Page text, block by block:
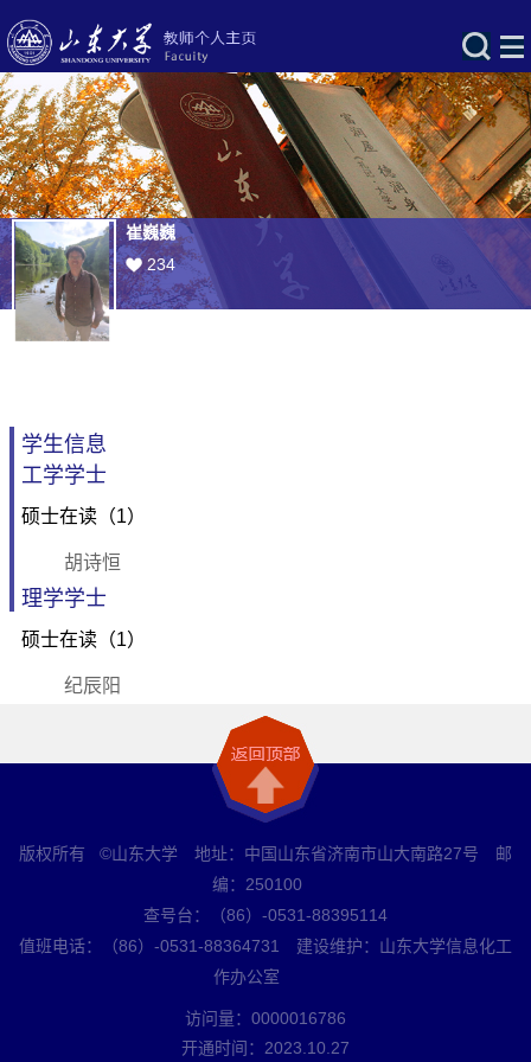
崔巍巍
234
学生信息
工学学士
硕士在读（1）
胡诗恒
理学学士
硕士在读（1）
纪辰阳
版权所有 ©山东大学 地址：中国山东省济南市山大南路27号 邮
编：250100
查号台：（86）-0531-88395114
值班电话：（86）-0531-88364731 建设维护：山东大学信息化工
作办公室
访问量： 0000016786
开通时间： 2023 10 27